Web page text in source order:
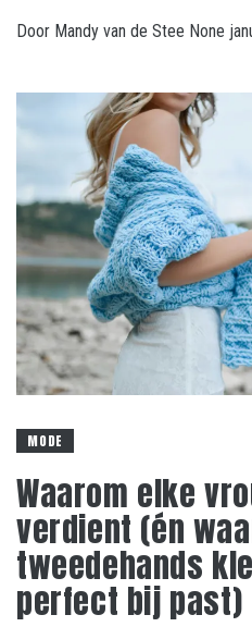
Door Mandy van de Stee None
MODE
Waarom elke
verdient (én
tweedehands
perfect bij past)